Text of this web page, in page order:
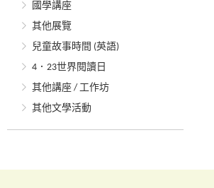
國學講座
其他展覽
兒童故事時間 (英語)
4．23世界閱讀日
其他講座 / 工作坊
其他文學活動